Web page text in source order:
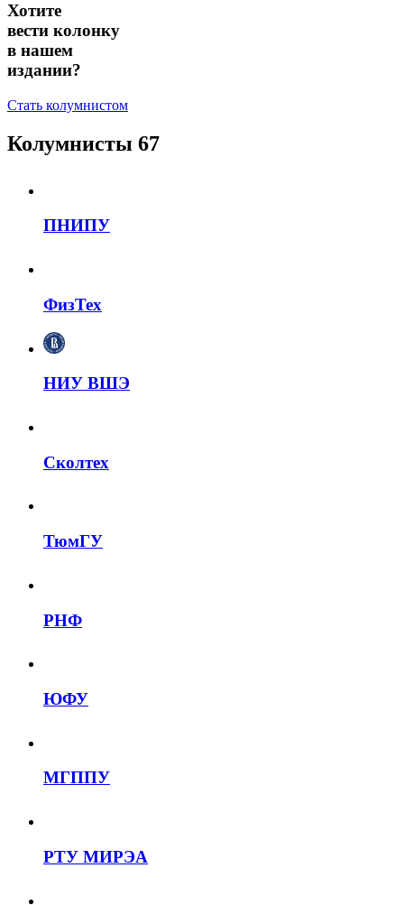
Хотите
вести колонку
в нашем
издании?
Стать колумнистом
Колумнисты 67
ПНИПУ
ФизТех
НИУ ВШЭ
Сколтех
ТюмГУ
РНФ
ЮФУ
МГППУ
РТУ МИРЭА